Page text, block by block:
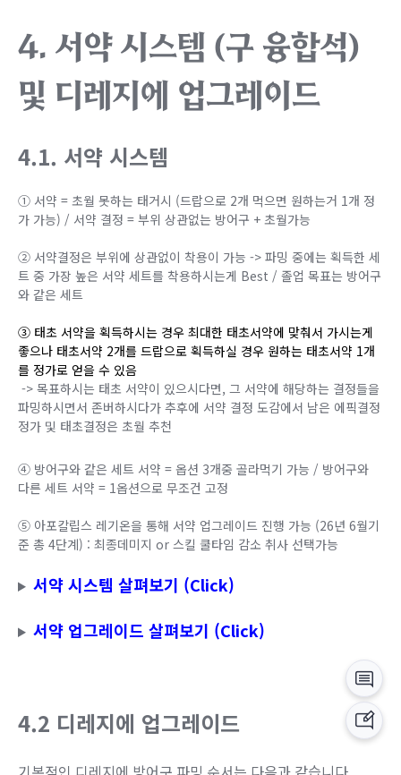
4. 서약 시스템 (구 융합석)
및 디레지에 업그레이드
4.1. 서약 시스템
① 서약 = 초월 못하는 태거시 (드랍으로 2개 먹으면 원하는거 1개 정
가 가능) / 서약 결정 = 부위 상관없는 방어구 + 초월가능
② 서약결정은 부위에 상관없이 착용이 가능 -> 파밍 중에는 획득한 세
트 중 가장 높은 서약 세트를 착용하시는게 Best / 졸업 목표는 방어구
와 같은 세트
③ 태초 서약을 획득하시는 경우 최대한 태초서약에 맞춰서 가시는게
좋으나 태초서약 2개를 드랍으로 획득하실 경우 원하는 태초서약 1개
를 정가로 얻을 수 있음
-> 목표하시는 태초 서약이 있으시다면, 그 서약에 해당하는 결정들을
파밍하시면서 존버하시다가 추후에 서약 결정 도감에서 남은 에픽결정
정가 및 태초결정은 초월 추천
④ 방어구와 같은 세트 서약 = 옵션 3개중 골라먹기 가능 / 방어구와
다른 세트 서약 = 1옵션으로 무조건 고정
⑤ 아포칼립스 레기온을 통해 서약 업그레이드 진행 가능 (26년 6월기
준 총 4단계) : 최종데미지 or 스킬 쿨타임 감소 취사 선택가능
서약 시스템 살펴보기 (Click)
서약 업그레이드 살펴보기 (Click)
4.2 디레지에 업그레이드